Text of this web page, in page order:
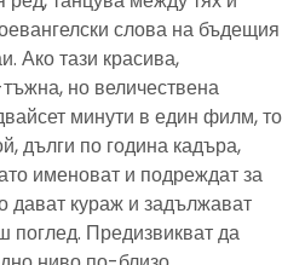
слова на бъдещия
Ако тази красива,
но величествена
минути в един филм, то
дълги по година кадъра,
именоват и подреждат за
дават кураж и задължават
Предизвикват да